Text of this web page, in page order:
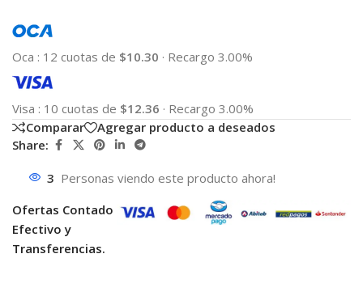
Oca : 12 cuotas de $10.30 · Recargo 3.00%
Visa : 10 cuotas de $12.36 · Recargo 3.00%
Comparar
Agregar producto a deseados
Share:
3 Personas viendo este producto ahora!
Ofertas Contado
Efectivo y
Transferencias.